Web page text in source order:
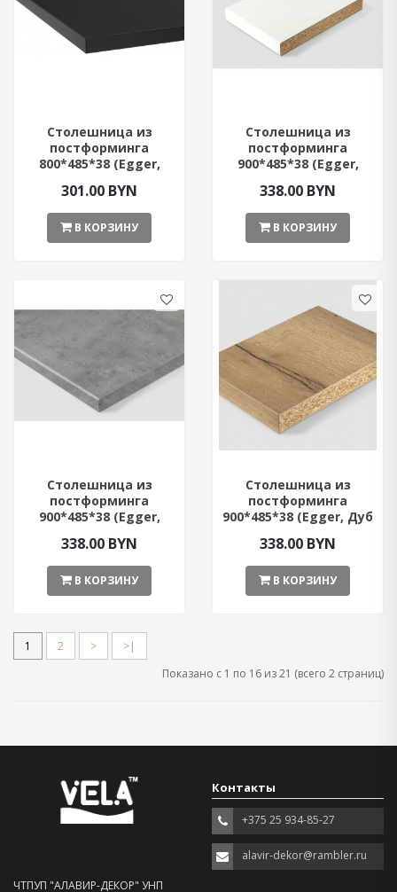
Столешница из
постформинга
800*485*38 (Egger,
301.00 BYN
В КОРЗИНУ
Столешница из
постформинга
900*485*38 (Egger,
338.00 BYN
В КОРЗИНУ
Столешница из
постформинга
900*485*38 (Egger,
серый)
338.00 BYN
В КОРЗИНУ
Столешница из
постформинга
900*485*38 (Egger, Дуб
338.00 BYN
В КОРЗИНУ
1 2 >
>|
Показано с 1 по 16 из 21 (всего 2 страниц)
ЧТПУП "АЛАВИР-ДЕКОР" УНП
Контакты
+375 25 934-85-27
alavir-dekor@rambler.ru